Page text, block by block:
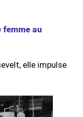
femme au
elle impulse